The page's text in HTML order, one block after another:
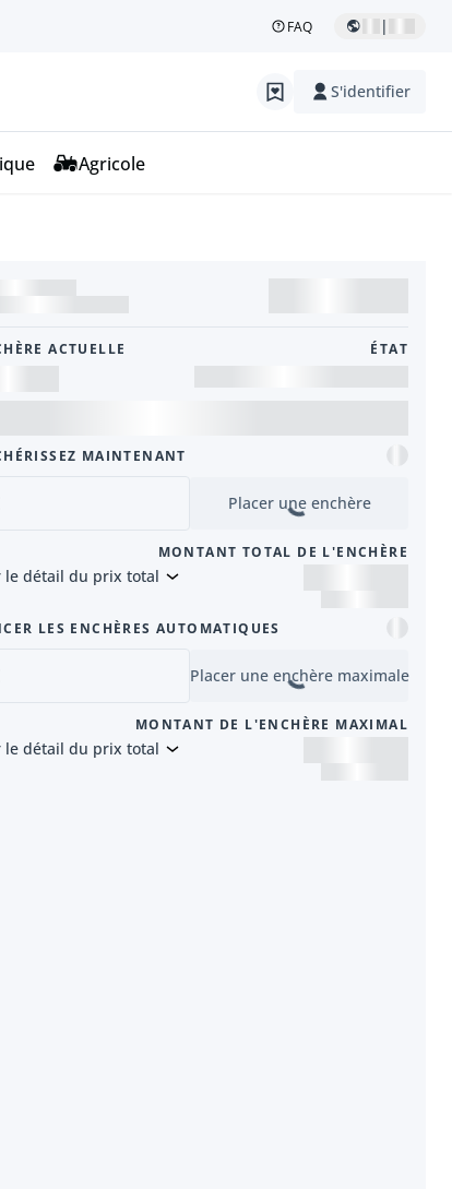
FAQ |
S'identifier
Agricole
ACTUELLE ÉTAT
MAINTENANT
Placer une enchère
MONTANT TOTAL DE L'ENCHÈRE
le détail du prix total
LES ENCHÈRES AUTOMATIQUES
Placer une enchère maximale
MONTANT DE L'ENCHÈRE MAXIMAL
le détail du prix total